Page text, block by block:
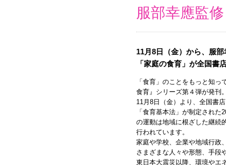
服部幸應監
11月8日（金）から、服
「家庭の食育」が全国書
「食育」のことをもっと知
食育』シリーズ第４弾が発刊
11月8日（金）より、全国書
「食育基本法」が制定され
の運動は地域に根ざした継続
行われています。
家庭や学校、企業や地域行政
さまざまな人々や形態、手段
東日本大震災以降、環境やエ